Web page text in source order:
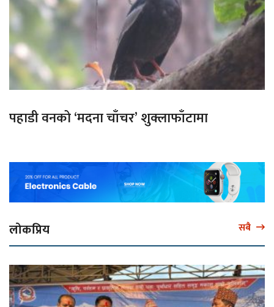
पहाडी वनको ‘मदना चाँचर’ शुक्लाफाँटामा
लोकप्रिय सबै